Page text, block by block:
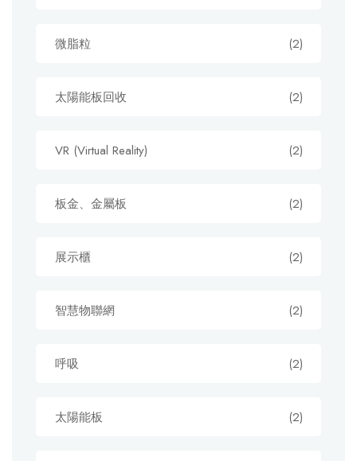
微脂粒 (2)
太陽能板回收 (2)
VR (Virtual Reality) (2)
板金、金屬板 (2)
展示櫃 (2)
智慧物聯網 (2)
呼吸 (2)
太陽能板 (2)